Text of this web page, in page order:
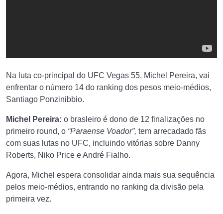
Na luta co-principal do UFC Vegas 55, Michel Pereira, vai
enfrentar o número 14 do ranking dos pesos meio-médios,
Santiago Ponzinibbio.
Michel Pereira: o brasleiro é dono de 12 finalizações no
primeiro round, o “Paraense Voador”, tem arrecadado fãs
com suas lutas no UFC, incluindo vitórias sobre Danny
Roberts, Niko Price e André Fialho.
Agora, Michel espera consolidar ainda mais sua sequência
pelos meio-médios, entrando no ranking da divisão pela
primeira vez.